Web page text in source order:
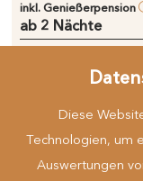
Diese
Technologien, um
Auswertungen
inkl. Genießerpension
ab 2 Nächte
pro Person / Nacht